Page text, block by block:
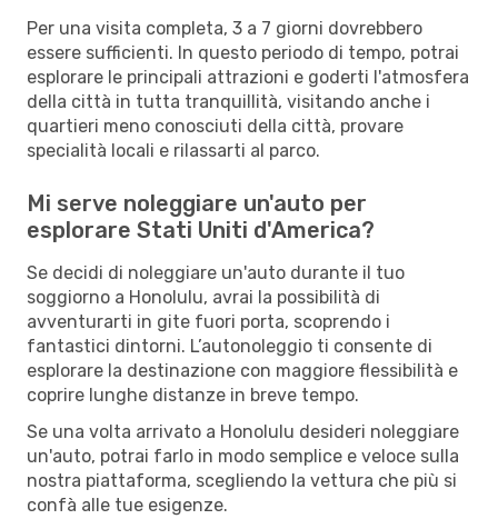
Per una visita completa, 3 a 7 giorni dovrebbero
essere sufficienti. In questo periodo di tempo, potrai
esplorare le principali attrazioni e goderti l'atmosfera
della città in tutta tranquillità, visitando anche i
quartieri meno conosciuti della città, provare
specialità locali e rilassarti al parco.
Mi serve noleggiare un'auto per
esplorare Stati Uniti d'America?
Se decidi di noleggiare un'auto durante il tuo
soggiorno a Honolulu, avrai la possibilità di
avventurarti in gite fuori porta, scoprendo i
fantastici dintorni. L’autonoleggio ti consente di
esplorare la destinazione con maggiore flessibilità e
coprire lunghe distanze in breve tempo.
Se una volta arrivato a Honolulu desideri noleggiare
un'auto, potrai farlo in modo semplice e veloce sulla
nostra piattaforma, scegliendo la vettura che più si
confà alle tue esigenze.